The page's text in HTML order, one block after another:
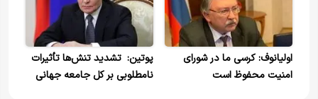
اولیانوف: کرسی ما در شورای
امنیت محفوظ است
پوتین: تشدید تنش‌ها تأثیرات
نامطلوبی بر کل جامعه جهانی